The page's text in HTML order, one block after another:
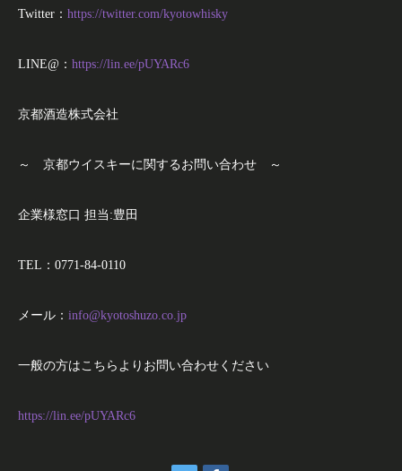
Twitter： https://twitter.com/kyotowhisky
LINE@： https://lin.ee/pUYARc6
京都酒造株式会社
～ 京都ウイスキーに関するお問い合わせ ～
企業様窓口 担当:豊田
TEL：0771-84-0110
メール： info@kyotoshuzo.co.jp
一般の方はこちらよりお問い合わせください
https://lin.ee/pUYARc6